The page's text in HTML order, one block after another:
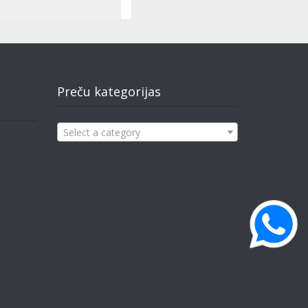
Preču kategorijas
Select a category